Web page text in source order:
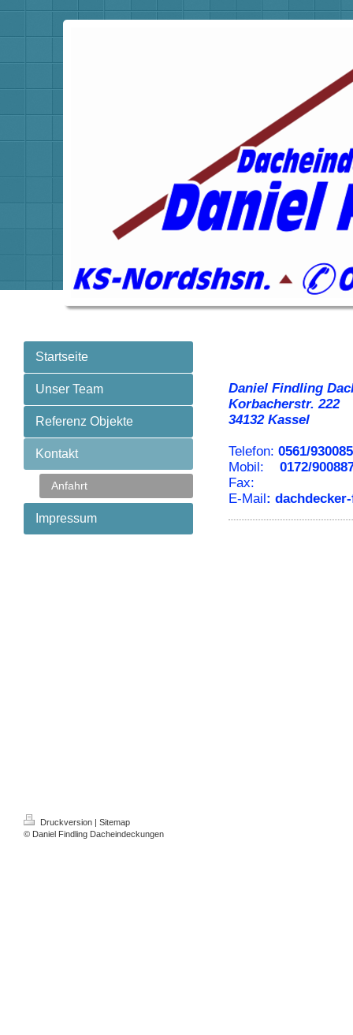
Startseite
Unser Team
Referenz Objekte
Kontakt
Anfahrt
Impressum
Daniel Findling
Korbacherstr. 222
34132 Kassel
Telefon: 0561/
Mobil:
0172/
Fax:
E-Mail:
Druckversion | Sitemap
© Daniel Findling Dacheindeckungen